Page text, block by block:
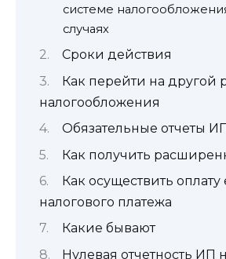
системе
случаях
Сроки действия
Как перейти на другой
налогообложения
Обязательные отчеты
Как получить
Как осуществить
налогового платежа
Какие бывают
Нулевая отчетность ИП